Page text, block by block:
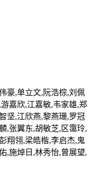
豪,单立文,阮浩棕,刘佩
嘉欣,江嘉敏,韦家雄,郑
坚,江欣燕,黎燕珊,罗冠
,张翼东,胡敏芝,区霭玲,
翔翎,梁皓楷,李启杰,鬼
,施焯日,林秀怡,曾展望,